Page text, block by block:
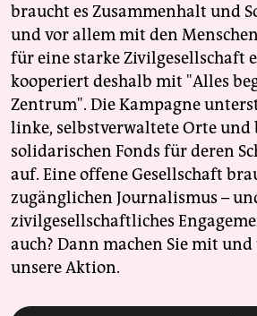
braucht es Zusammenhalt und
und vor allem mit den
für eine starke Zivilgesellschaft
kooperiert deshalb mit "Alles
Zentrum". Die Kampagne
linke, selbstverwaltete Orte und
solidarischen Fonds für deren
auf. Eine offene Gesellschaft
zugänglichen Journalismus –
zivilgesellschaftliches
auch? Dann machen Sie mit
unsere Aktion.